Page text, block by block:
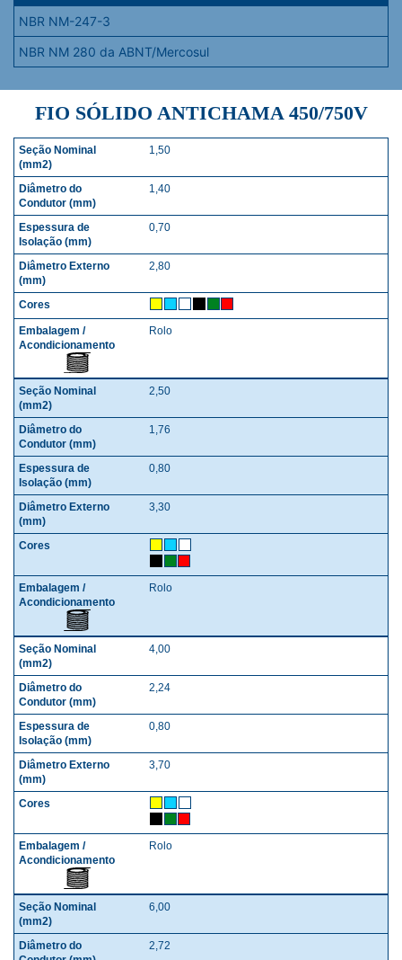
NBR NM-247-3
NBR NM 280 da ABNT/Mercosul
FIO SÓLIDO ANTICHAMA 450/750V
SEÇÃO NOMINAL (MM2)
1,50
1,40
0,70
2,80
Rolo
2,50
1,76
0,80
3,30
Rolo
4,00
2,24
0,80
3,70
Rolo
6,00
2,72